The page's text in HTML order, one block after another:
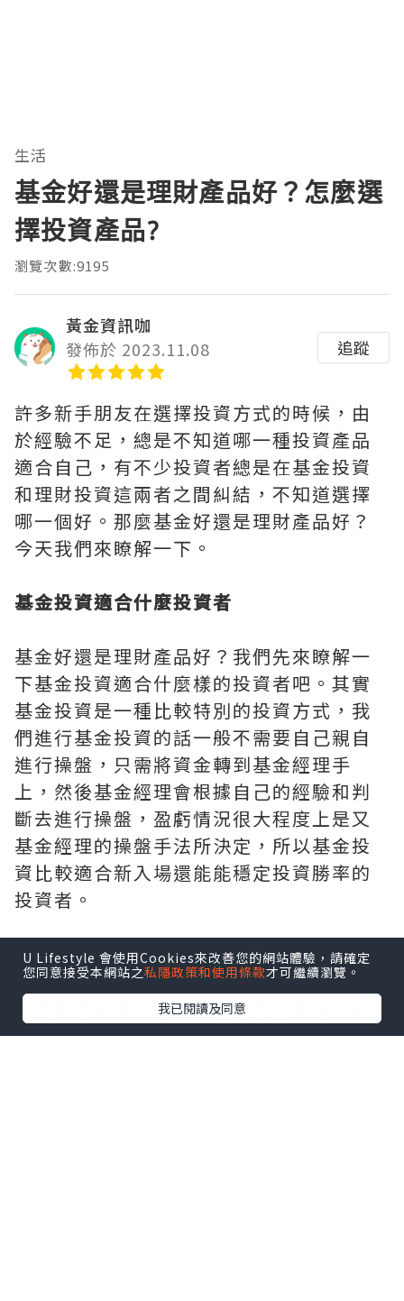
生活
基金好還是理財產品好？怎麼選
擇投資產品?
瀏覽次數:9195
黃金資訊咖
發佈於 2023.11.08
追蹤
許多新手朋友在選擇投資方式的時候，由
於經驗不足，總是不知道哪一種投資產品
適合自己，有不少投資者總是在基金投資
和理財投資這兩者之間糾結，不知道選擇
哪一個好。那麼基金好還是理財產品好？
今天我們來瞭解一下。
基金投資適合什麼投資者
基金好還是理財產品好？我們先來瞭解一
下基金投資適合什麼樣的投資者吧。其實
基金投資是一種比較特別的投資方式，我
們進行基金投資的話一般不需要自己親自
進行操盤，只需將資金轉到基金經理手
上，然後基金經理會根據自己的經驗和判
斷去進行操盤，盈虧情況很大程度上是又
基金經理的操盤手法所決定，所以基金投
資比較適合新入場還能能穩定投資勝率的
投資者。
哪些朋友適合理財投資
新手投資者適合進行基金投資，能在前期
更好的進行過渡。而對於經驗豐富的投資
U Lifestyle 會使用Cookies來改善您的網站體驗，請確定
您同意接受本網站之私隱政策和使用條款才可繼續瀏覽。
我已閱讀及同意